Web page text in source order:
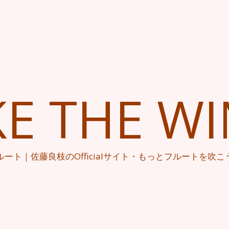
THE
ート｜佐藤良枝のOfficialサイト・もっとフルートを吹こ